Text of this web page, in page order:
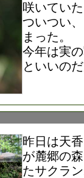
咲いてい
ついつい
まった。
今年は実
といいの
昨日は天
が麓郷の
たサクラ